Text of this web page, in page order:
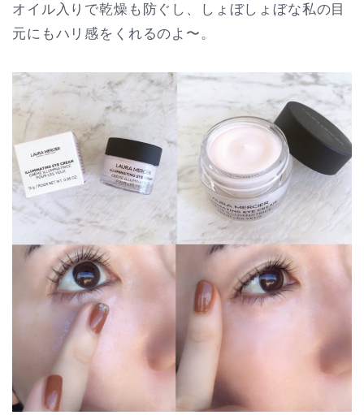
オイル入りで乾燥も防ぐし、しょぼしょぼな私の目
元にもハリ感をくれるのよ〜。